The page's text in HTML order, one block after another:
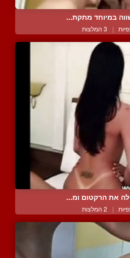
במיוחד מתקת...
| 3 המלצות
את הרקטום ומ...
| 2 המלצות